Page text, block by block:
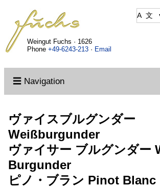
Weingut Fuchs · 1626
Phone +49-6243-213· Email
☰ Navigation
ヴァイスブルグンダー
Weißburgunder
ヴァイサー ブルグンダー
Burgunder
ピノ・ブラン Pinot Blanc